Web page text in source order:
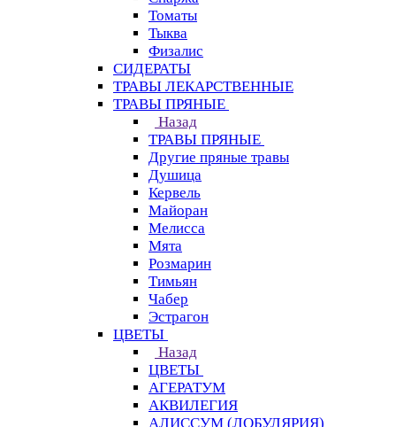
Томаты
Тыква
Физалис
СИДЕРАТЫ
ТРАВЫ ЛЕКАРСТВЕННЫЕ
ТРАВЫ ПРЯНЫЕ
Назад
ТРАВЫ ПРЯНЫЕ
Другие пряные травы
Душица
Кервель
Майоран
Мелисса
Мята
Розмарин
Тимьян
Чабер
Эстрагон
ЦВЕТЫ
Назад
ЦВЕТЫ
АГЕРАТУМ
АКВИЛЕГИЯ
АЛИССУМ (ЛОБУЛЯРИЯ)